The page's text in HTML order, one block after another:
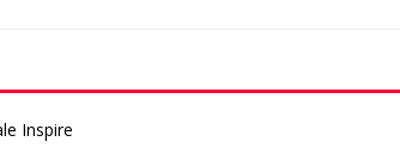
Inspire